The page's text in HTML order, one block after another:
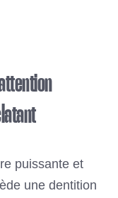
puissante et
une dentition